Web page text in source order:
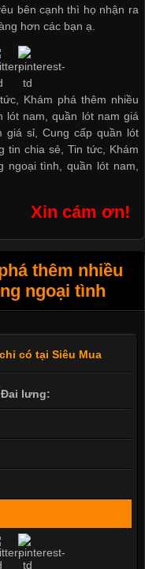
bên cạnh thì họ nhận ra
hơn các bạn ạ.
Khám phá thêm nhiều
lót nam, quần lót nam giá
giá sỉ, Cung cấp quần lót
tin chia sẻ Tin tức, Khám
ngoại tình ,quần lót nam
Xin cám ơn!
thêm nhiều
ngoại tình
có tại Siêu Mua
Đai lưng: